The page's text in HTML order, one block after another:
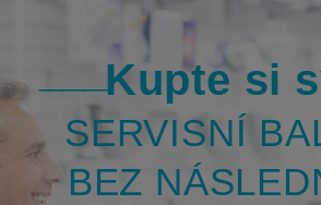
Kupte si
SERVISNÍ
BEZ